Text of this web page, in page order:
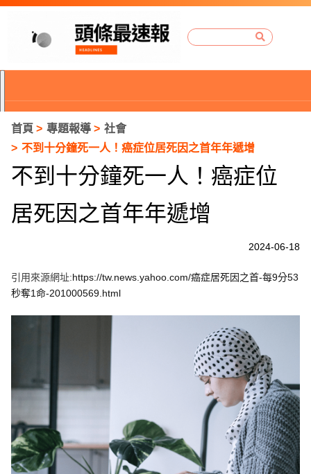
首頁 專題報導
社會
不到十分鐘死一人！癌症位居死因之首年年遞增
不到十分鐘死一人！癌症位
居死因之首年年遞增
2024-06-18
引用來源網址:https://tw.news.yahoo.com/癌症居死因之首-每9分53
秒奪1命-201000569.html